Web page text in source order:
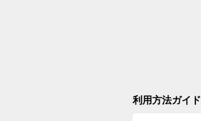
利用方法ガイド